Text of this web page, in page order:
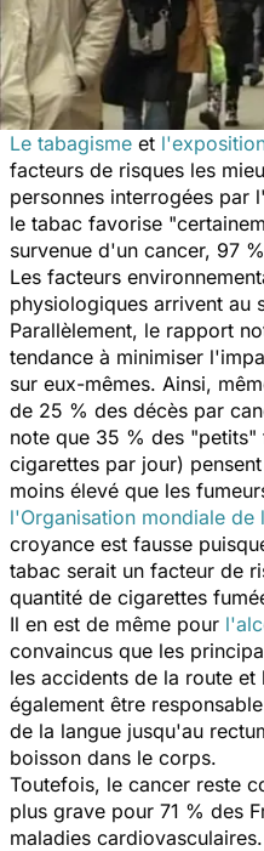
Le tabagisme et
facteurs de risques les
personnes interrogées par
le tabac favorise
survenue d'un cancer, 97
Les facteurs
physiologiques arrivent au
Parallèlement, le rapport
tendance à minimiser
sur eux-mêmes. Ainsi,
de 25 % des décès par
note que 35 % des "petits"
cigarettes par jour)
moins élevé que les
l'Organisation mondiale de
croyance est fausse
tabac serait un facteur de
quantité de cigarettes
Il en est de même pour
convaincus que les
les accidents de la route
également être
de la langue jusqu'au
boisson dans le corps.
Toutefois, le cancer reste
plus grave pour 71 % des
maladies cardiovasculaires.